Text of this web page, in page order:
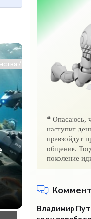
/ СТАТЬИ / Животные и
❝ Опасаюсь,
наступит
превзойдут
общение.
поколение
Владимир